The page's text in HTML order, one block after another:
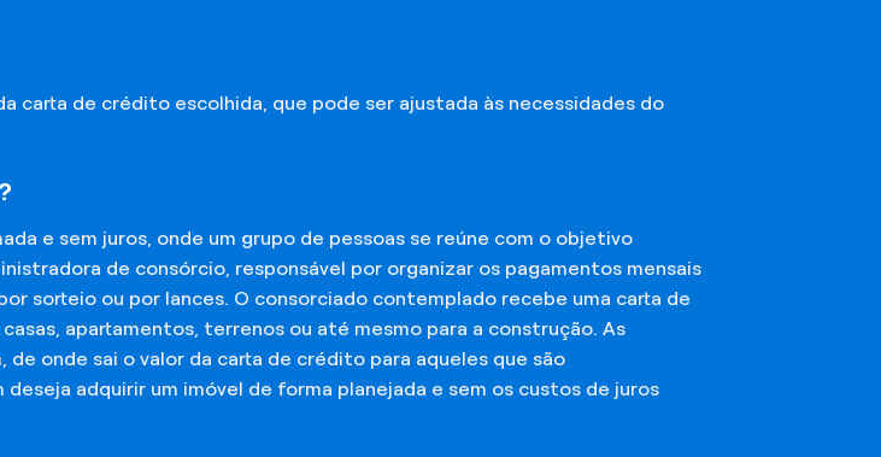
carta de crédito escolhida, que pode ser ajustada às necessidades do
e sem juros, onde um grupo de pessoas se reúne com o objetivo
de consórcio, responsável por organizar os pagamentos mensais
sorteio ou por lances. O consorciado contemplado recebe uma carta de
apartamentos, terrenos ou até mesmo para a construção. As
onde sai o valor da carta de crédito para aqueles que são
adquirir um imóvel de forma planejada e sem os custos de juros